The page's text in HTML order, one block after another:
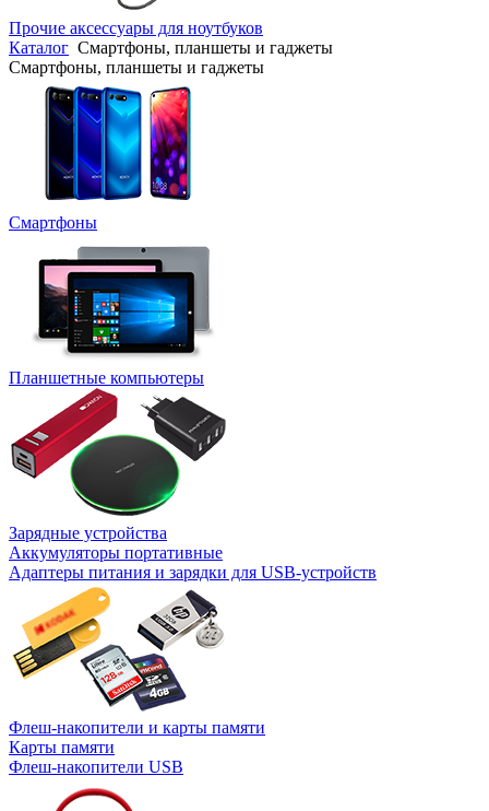
Прочие аксессуары для ноутбуков
Каталог Смартфоны, планшеты и гаджеты
Смартфоны, планшеты и гаджеты
Смартфоны
Планшетные компьютеры
Зарядные устройства
Аккумуляторы портативные
Адаптеры питания и зарядки для USB-устройств
Флеш-накопители и карты памяти
Карты памяти
Флеш-накопители USB